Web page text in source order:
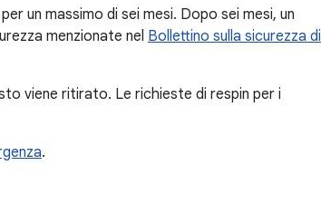
un massimo di sei mesi. Dopo sei mesi, un
menzionate nel Bollettino sulla sicurezza di
viene ritirato. Le richieste di respin per i
.